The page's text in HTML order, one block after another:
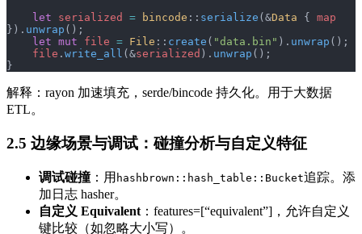
    let
serialized = bincode :: serialize (&Data { map
}). unwrap ();
    let
mut file = File :: create ( "data.bin" ). unwrap ();
    file
. write_all (&serialized ). unwrap ();
}
解释：rayon 加速填充，serde/bincode 持久化。用于大数据
ETL。
2.5 边缘场景与调试：碰撞分析与自定义特征
调试碰撞 ：用 hashbrown::hash_table::Bucket追踪。添
加日志 hasher。
自定义 Equivalent ：features=[“equivalent”]，允许自定义
键比较（如忽略大小写）。